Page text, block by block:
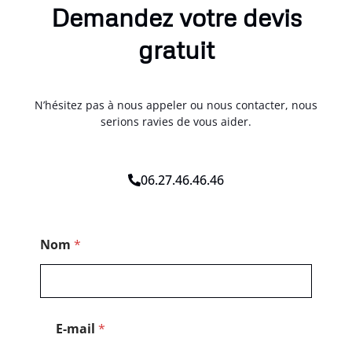
Demandez votre devis
gratuit
N’hésitez pas à nous appeler ou nous contacter, nous
serions ravies de vous aider.
06.27.46.46.46
é
l
Nom *
E-mail *